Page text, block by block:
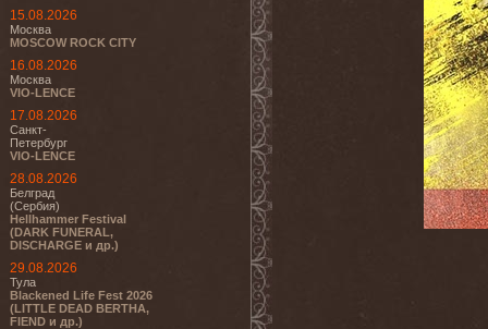
15.08.2026
Москва
MOSCOW ROCK CITY
16.08.2026
Москва
VIO-LENCE
17.08.2026
Санкт-
Петербург
VIO-LENCE
28.08.2026
Белград
(Сербия)
Hellhammer Festival
(DARK FUNERAL,
DISCHARGE и др.)
29.08.2026
Тула
Blackened Life Fest 2026
(LITTLE DEAD BERTHA,
FIEND и др.)